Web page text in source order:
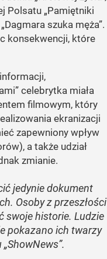
Polsatu „Pamiętniki
szuka męża”.
konsekwencji, które
celebrytka miała
filmowym, który
ekranizacji
zapewniony wpływ
a także udział
zmianie.
jedynie dokument
Osoby z przeszłości
swoje historie. Ludzie
pokazano ich twarzy